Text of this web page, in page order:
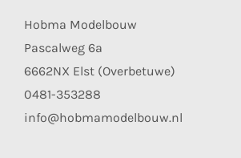
Hobma Modelbouw
Pascalweg 6a
6662NX Elst (Overbetuwe)
0481-353288
info@hobmamodelbouw.nl